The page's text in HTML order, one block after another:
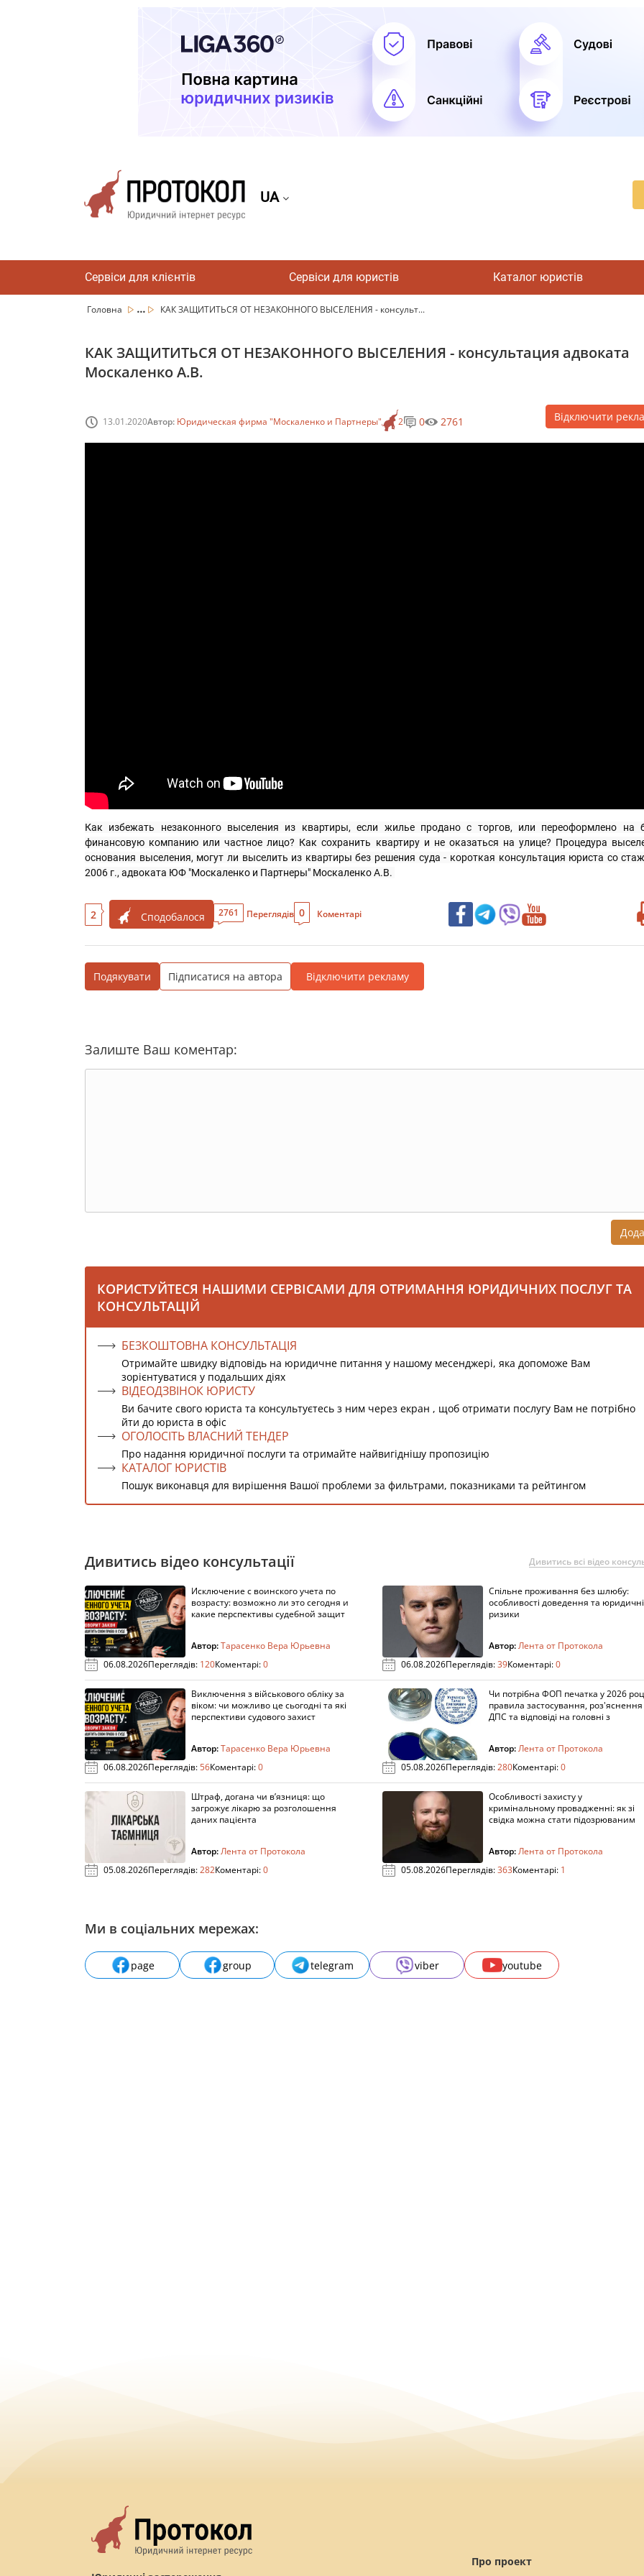
UA
Сервіси для клієнтів Сервіси для юристів Каталог юристів
Головна ... КАК ЗАЩИТИТЬСЯ ОТ НЕЗАКОННОГО ВЫСЕЛЕНИЯ - консульт...
КАК ЗАЩИТИТЬСЯ ОТ НЕЗАКОННОГО ВЫСЕЛЕНИЯ - консультация адвоката
Москаленко А.В.
13.01.2020Автор: Юридическая фирма "Москаленко и Партнеры" 2 0 2761 Відключити
Как избежать незаконного выселения из квартиры, если жилье продано с торгов, или переоформлено на
финансовую компанию или частное лицо? Как сохранить квартиру и не оказаться на улице? Процедура
основания выселения, могут ли выселить из квартиры без решения суда - короткая консультация юриста со
2006 г., адвоката ЮФ "Москаленко и Партнеры" Москаленко А.В.
2 Сподобалося 2761 Переглядів 0 Коментарі
Подякувати Підписатися на автора Відключити рекламу
Залиште Ваш коментар:
КОРИСТУЙТЕСЯ НАШИМИ СЕРВІСАМИ ДЛЯ ОТРИМАННЯ ЮРИДИЧНИХ ПОСЛУГ ТА
КОНСУЛЬТАЦІЙ
БЕЗКОШТОВНА КОНСУЛЬТАЦІЯ
Отримайте швидку відповідь на юридичне питання у нашому месенджері, яка допоможе Вам
зорієнтуватися у подальших діях
ВІДЕОДЗВІНОК ЮРИСТУ
Ви бачите свого юриста та консультуєтесь з ним через екран , щоб отримати послугу Вам не потрібно
йти до юриста в офіс
ОГОЛОСІТЬ ВЛАСНИЙ ТЕНДЕР
Про надання юридичної послуги та отримайте найвигіднішу пропозицію
КАТАЛОГ ЮРИСТІВ
Пошук виконавця для вирішення Вашої проблеми за фильтрами, показниками та рейтингом
Дивитись відео консультації Дивитись всі відео
Исключение с воинского учета по
возрасту: возможно ли это сегодня и
какие перспективы судебной защит
Автор:Тарасенко Вера Юрьевна
06.08.2026Переглядів: 120Коментарі:0
Спільне проживання без шлюбу:
особливості доведення та юридичні
ризики
Автор:Лента от Протокола
06.08.2026Переглядів:39Коментарі:0
Виключення з військового обліку за
віком: чи можливо це сьогодні та які
перспективи судового захист
Автор:Тарасенко Вера Юрьевна
06.08.2026Переглядів:56Коментарі:0
Чи потрібна ФОП печатка у 2026
правила застосування, роз'яснення
ДПС та відповіді на головні з
Автор:Лента от Протокола
05.08.2026Переглядів:280Коментарі:0
Штраф, догана чи в’язниця: що
загрожує лікарю за розголошення
даних пацієнта
Автор:Лента от Протокола
05.08.2026Переглядів:282Коментарі:0
Особливості захисту у
кримінальному провадженні: як зі
свідка можна стати підозрюваним
Автор:Лента от Протокола
05.08.2026Переглядів:363Коментарі: 1
Ми в соціальних мережах:
page group telegram viber youtube
Про проект